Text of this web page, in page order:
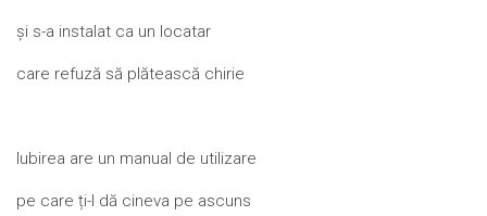
și s-a instalat ca un locatar
care refuză să plătească chirie
Iubirea are un manual de utilizare
pe care ți-l dă cineva pe ascuns